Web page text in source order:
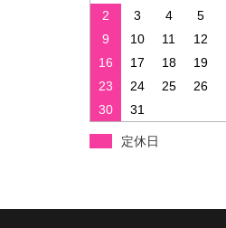
2
3 4 5
9
10 11 12
16
17 18 19
23
24 25 26
30
31
定休日